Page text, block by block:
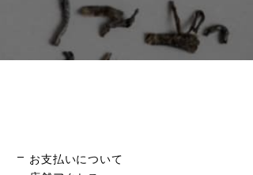
お支払いについて